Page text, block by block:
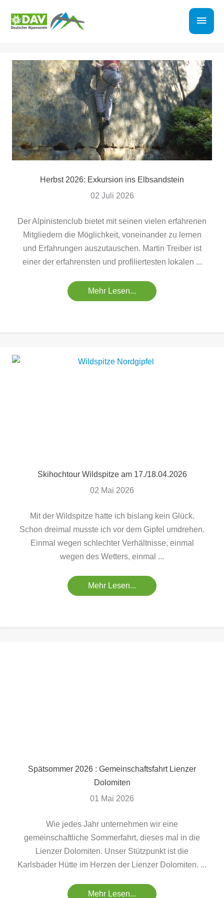
Inhalt
Herbst 2026: Exkursion ins Elbsandstein
02 Juli 2026
Der Alpinistenclub bietet mit seinen vielen erfahrenen
Mitgliedern die Möglichkeit, voneinander zu lernen
und Erfahrungen auszutauschen. Martin Treiber ist
einer der erfahrensten und profiliertesten lokalen ...
Mehr Lesen...
Skihochtour Wildspitze am 17./18.04.2026
02 Mai 2026
Mit der Wildspitze hatte ich bislang kein Glück.
Schon dreimal musste ich vor dem Gipfel umdrehen.
Einmal wegen schlechter Verhältnisse, einmal
wegen des Wetters, einmal ...
Mehr Lesen...
Spätsommer 2026 : Gemeinschaftsfahrt Lienzer
Dolomiten
01 Mai 2026
Wie jedes Jahr unternehmen wir eine
gemeinschaftliche Sommerfahrt, dieses mal in die
Lienzer Dolomiten. Unser Stützpunkt ist die
Karlsbader Hütte im Herzen der Lienzer Dolomiten. ...
Mehr Lesen...